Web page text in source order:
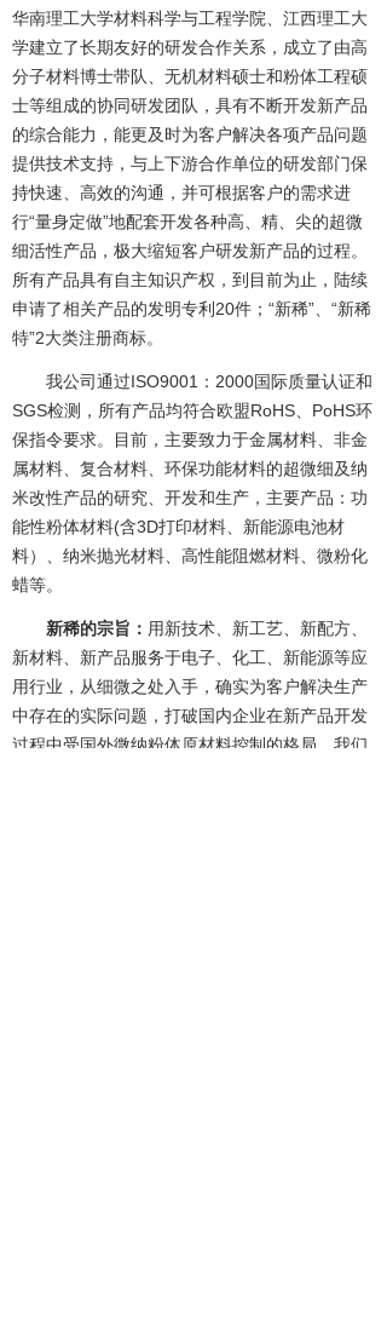
华南理工大学材料科学与工程学院、江西理工大
学建立了长期友好的研发合作关系，成立了由高
分子材料博士带队、无机材料硕士和粉体工程硕
士等组成的协同研发团队，具有不断开发新产品
的综合能力，能更及时为客户解决各项产品问题
提供技术支持，与上下游合作单位的研发部门保
持快速、高效的沟通，并可根据客户的需求进
行“量身定做”地配套开发各种高、精、尖的超微
细活性产品，极大缩短客户研发新产品的过程。
所有产品具有自主知识产权，到目前为止，陆续
申请了相关产品的发明专利20件；“新稀”、“新稀
特”2大类注册商标。
我公司通过ISO9001：2000国际质量认证和
SGS检测，所有产品均符合欧盟RoHS、PoHS环
保指令要求。目前，主要致力于金属材料、非金
属材料、复合材料、环保功能材料的超微细及纳
米改性产品的研究、开发和生产，主要产品：功
能性粉体材料(含3D打印材料、新能源电池材
料）、纳米抛光材料、高性能阻燃材料、微粉化
蜡等。
新稀的宗旨： 用新技术、新工艺、新配方、
新材料、新产品服务于电子、化工、新能源等应
用行业，从细微之处入手，确实为客户解决生产
中存在的实际问题，打破国内企业在新产品开发
过程中受国外微纳粉体原材料控制的格局。我们